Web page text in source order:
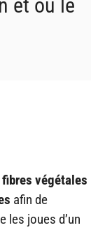
et où le
végétales
afin de
les joues d’un